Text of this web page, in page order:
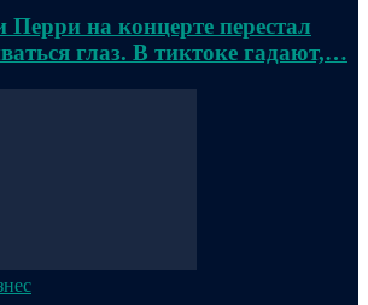
Перри на концерте перестал
глаз. В тиктоке гадают,…